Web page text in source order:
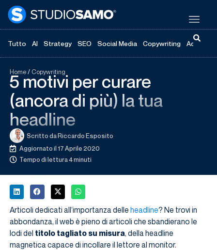
Tutto AI Strategy SEO Social Media Copywriting
Home/ Copywriting
5 motivi per curare
(ancora di più) la tua
headline
Scritto daRiccardo Esposito
Aggiornato il 17 Aprile 2020
Tempo di lettura 4 minuti
Articoli dedicati all’importanza delle headline? Ne trovi in
abbondanza, il web è pieno di articoli che sbandierano le
lodi del titolo tagliato su misura, della headline
magnetica capace di incollare il lettore al monitor.